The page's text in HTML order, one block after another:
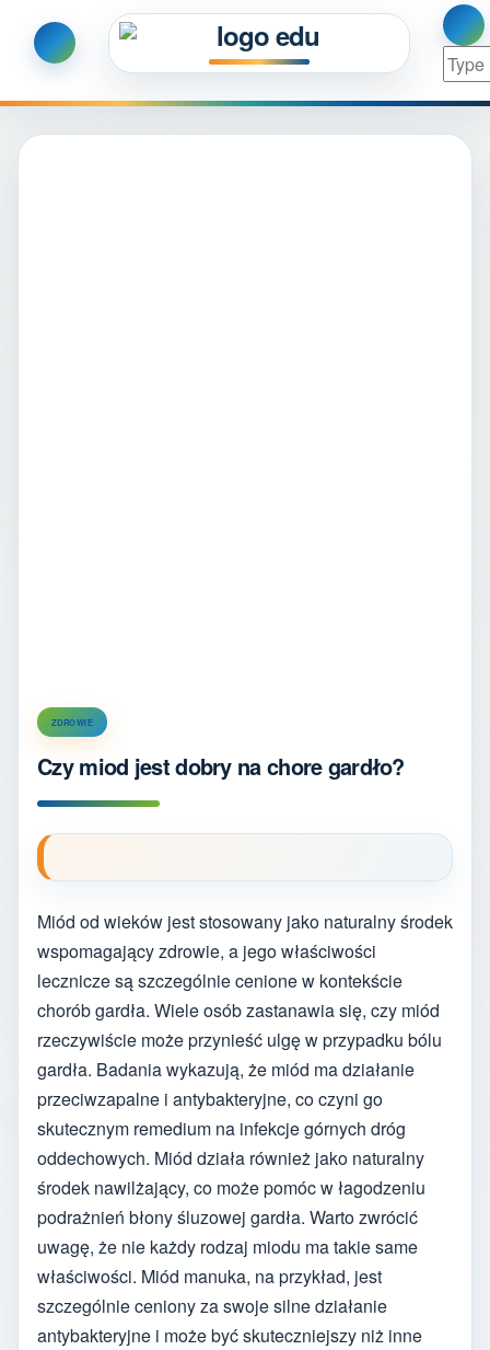
ZDROWIE
Czy miod jest dobry na chore gardło?
Miód od wieków jest stosowany jako naturalny środek
wspomagający zdrowie, a jego właściwości
lecznicze są szczególnie cenione w kontekście
chorób gardła. Wiele osób zastanawia się, czy miód
rzeczywiście może przynieść ulgę w przypadku bólu
gardła. Badania wykazują, że miód ma działanie
przeciwzapalne i antybakteryjne, co czyni go
skutecznym remedium na infekcje górnych dróg
oddechowych. Miód działa również jako naturalny
środek nawilżający, co może pomóc w łagodzeniu
podrażnień błony śluzowej gardła. Warto zwrócić
uwagę, że nie każdy rodzaj miodu ma takie same
właściwości. Miód manuka, na przykład, jest
szczególnie ceniony za swoje silne działanie
antybakteryjne i może być skuteczniejszy niż inne